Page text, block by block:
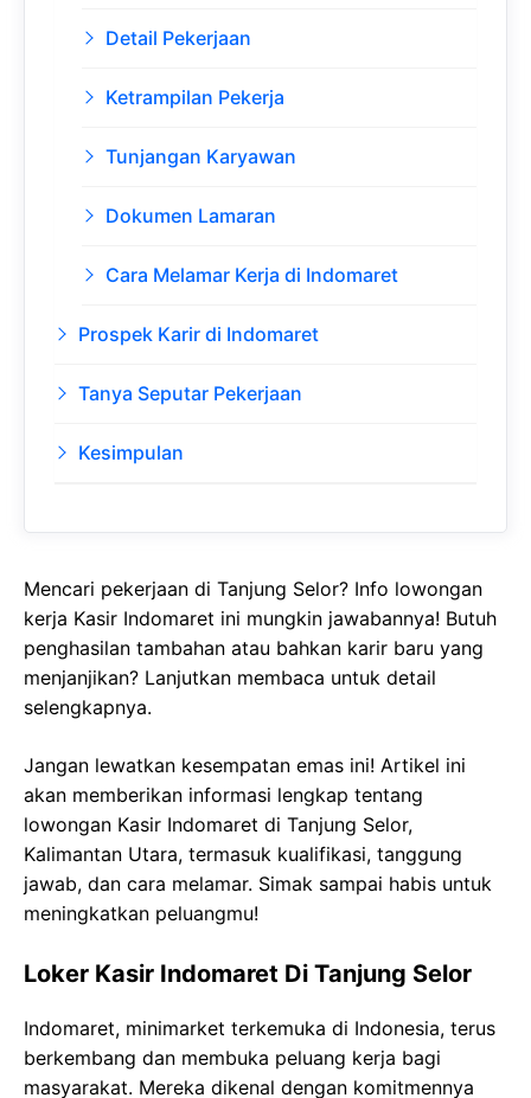
Detail Pekerjaan
Ketrampilan Pekerja
Tunjangan Karyawan
Dokumen Lamaran
Cara Melamar Kerja di Indomaret
Prospek Karir di Indomaret
Tanya Seputar Pekerjaan
Kesimpulan
Mencari pekerjaan di Tanjung Selor? Info lowongan
kerja Kasir Indomaret ini mungkin jawabannya! Butuh
penghasilan tambahan atau bahkan karir baru yang
menjanjikan? Lanjutkan membaca untuk detail
selengkapnya.
Jangan lewatkan kesempatan emas ini! Artikel ini
akan memberikan informasi lengkap tentang
lowongan Kasir Indomaret di Tanjung Selor,
Kalimantan Utara, termasuk kualifikasi, tanggung
jawab, dan cara melamar. Simak sampai habis untuk
meningkatkan peluangmu!
Loker Kasir Indomaret Di Tanjung Selor
Indomaret, minimarket terkemuka di Indonesia, terus
berkembang dan membuka peluang kerja bagi
masyarakat. Mereka dikenal dengan komitmennya